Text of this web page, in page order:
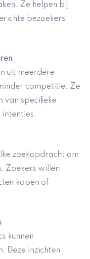
Ze helpen bij
bezoekers
uit meerdere
competitie. Ze
van specifieke
intenties.
zoekopdracht om
Zoekers willen
kopen of
kunnen
Deze inzichten